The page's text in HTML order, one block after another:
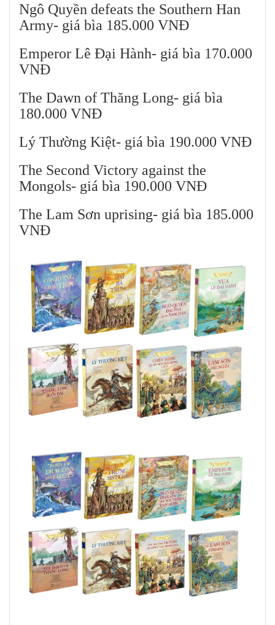
Ngô Quyền defeats the Southern Han
Army- giá bìa 185.000 VNĐ
Emperor Lê Đại Hành- giá bìa 170.000
VNĐ
The Dawn of Thăng Long- giá bìa
180.000 VNĐ
Lý Thường Kiệt- giá bìa 190.000 VNĐ
The Second Victory against the
Mongols- giá bìa 190.000 VNĐ
The Lam Sơn uprising- giá bìa 185.000
VNĐ